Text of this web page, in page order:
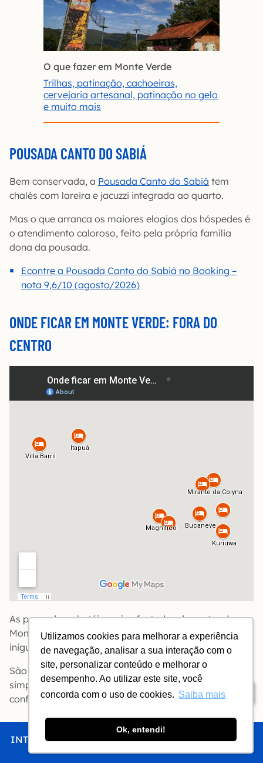
Utilizamos cookies para melhorar a experiência
de navegação, analisar a sua interação com o
site, personalizar conteúdo e melhorar o
desempenho. Ao utilizar este site, você
concorda com o uso de cookies. Saiba mais
Ok, entendi!
INTRO CHEGAR FICAR COMER FAZER
Índice
O que fazer em Monte Verde
Trilhas, patinação, cachoeiras,
cervejaria artesanal, patinação no gelo
e muito mais
POUSADA CANTO DO SABIÁ
Bem conservada, a Pousada Canto do Sabiá tem
chalés com lareira e jacuzzi integrada ao quarto.
Mas o que arranca os maiores elogios dos hóspedes é
o atendimento caloroso, feito pela própria família
dona da pousada.
Econtre a Pousada Canto do Sabiá no Booking –
nota 9,6/10 (agosto/2026)
ONDE FICAR EM MONTE VERDE: FORA DO
CENTRO
As pousadas e hotéis mais afastadas do centro de
Monte Verde oferecem imersão na natureza e vistas
inigualáveis.
São as melhores opções para quem quer
simplesmente descansar (ou namorar) com todo o
conforto.
POUSADA BUCANEVE